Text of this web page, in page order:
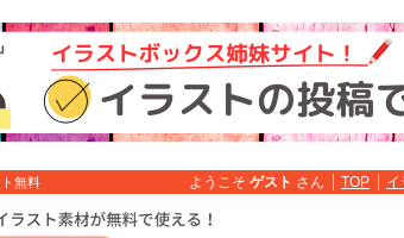
無料 ようこそ ゲスト さん TOP イ